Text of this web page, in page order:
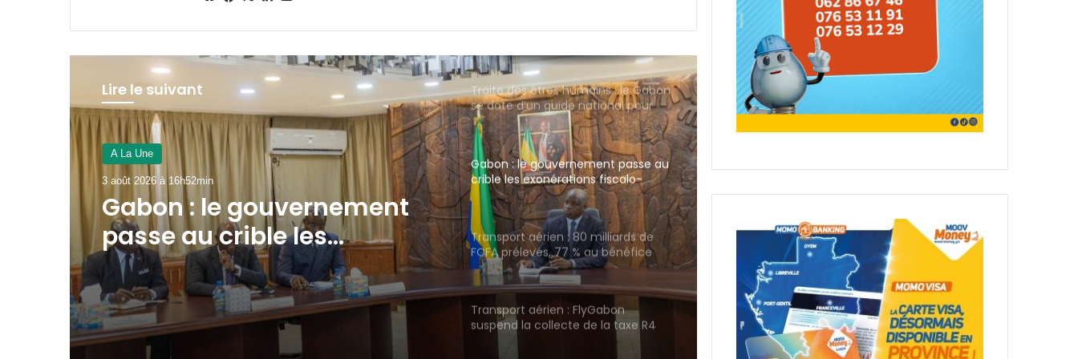
Lire le suivant
A La Une
3 août 2026 à 12h33min
Transport aérien : 80
milliards de FCFA prélevés,
77 % au bénéfice
d’entreprises étrangères
se dote d’un guide national pour
Gabon : le gouvernement passe au
crible les exonérations fiscalo-
douanières accordées aux
entreprises
Transport aérien : 80 milliards de
FCFA prélevés, 77 % au bénéfice
d’entreprises étrangères
Transport aérien : FlyGabon
suspend la collecte de la taxe R4
pour préserver le pouvoir d’achat
Owendo : lancement de l’opération
de Régularisation foncière de